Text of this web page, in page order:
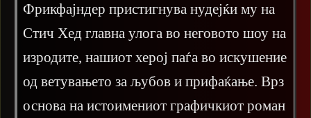
Фрикфајндер пристигнува нудејќи му на
Стич Хед главна улога во неговото шоу на
изродите, нашиот херој паѓа во искушение
од ветувањето за љубов и прифаќање. Врз
основа на истоимениот графичкиот роман